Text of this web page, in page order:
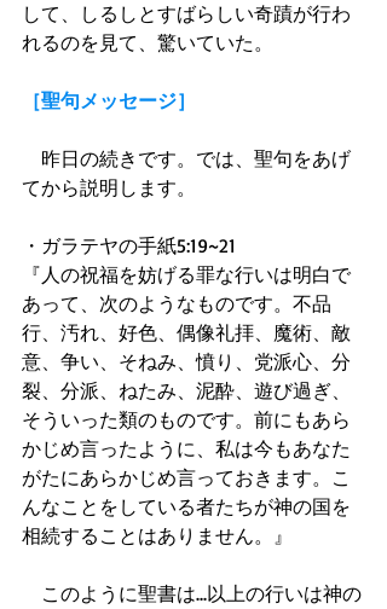
して、しるしとすばらしい奇蹟が行わ
れるのを見て、驚いていた。
［聖句メッセージ］
昨日の続きです。では、聖句をあげ
てから説明します。
・ガラテヤの手紙5:19~21
『人の祝福を妨げる罪な行いは明白で
あって、次のようなものです。不品
行、汚れ、好色、偶像礼拝、魔術、敵
意、争い、そねみ、憤り、党派心、分
裂、分派、ねたみ、泥酔、遊び過ぎ、
そういった類のものです。前にもあら
かじめ言ったように、私は今もあなた
がたにあらかじめ言っておきます。こ
んなことをしている者たちが神の国を
相続することはありません。』
このように聖書は...以上の行いは神の